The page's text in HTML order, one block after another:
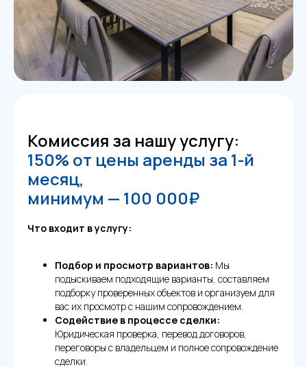
Комиссия за нашу услугу:
150% от цены аренды за 1-й
месяц,
минимум — 100 000₽
Что входит в услугу:
Подбор и просмотр вариантов: Мы
подыскиваем подходящие варианты, составляем
подборку проверенных объектов и организуем для
вас их просмотр с нашим сопровождением.
Содействие в процессе сделки:
Юридическая проверка, перевод договоров,
переговоры с владельцем и полное сопровождение
сделки.